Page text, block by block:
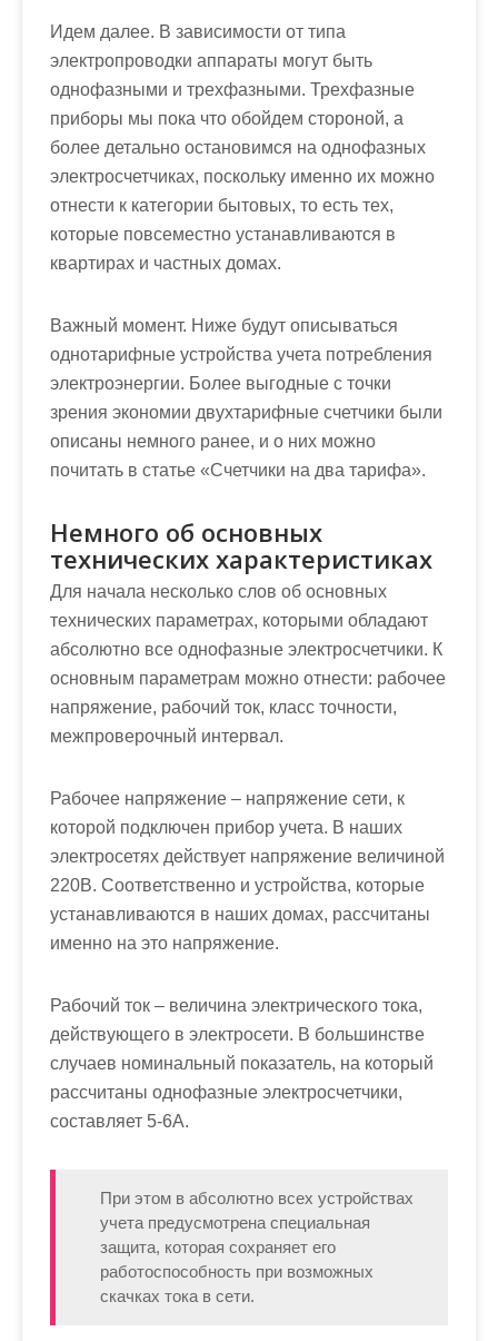
Идем далее. В зависимости от типа
электропроводки аппараты могут быть
однофазными и трехфазными. Трехфазные
приборы мы пока что обойдем стороной, а
более детально остановимся на однофазных
электросчетчиках, поскольку именно их можно
отнести к категории бытовых, то есть тех,
которые повсеместно устанавливаются в
квартирах и частных домах.
Важный момент. Ниже будут описываться
однотарифные устройства учета потребления
электроэнергии. Более выгодные с точки
зрения экономии двухтарифные счетчики были
описаны немного ранее, и о них можно
почитать в статье «Счетчики на два тарифа».
Немного об основных
технических характеристиках
Для начала несколько слов об основных
технических параметрах, которыми обладают
абсолютно все однофазные электросчетчики. К
основным параметрам можно отнести: рабочее
напряжение, рабочий ток, класс точности,
межпроверочный интервал.
Рабочее напряжение – напряжение сети, к
которой подключен прибор учета. В наших
электросетях действует напряжение величиной
220В. Соответственно и устройства, которые
устанавливаются в наших домах, рассчитаны
именно на это напряжение.
Рабочий ток – величина электрического тока,
действующего в электросети. В большинстве
случаев номинальный показатель, на который
рассчитаны однофазные электросчетчики,
составляет 5-6А.
При этом в абсолютно всех устройствах
учета предусмотрена специальная
защита, которая сохраняет его
работоспособность при возможных
скачках тока в сети.